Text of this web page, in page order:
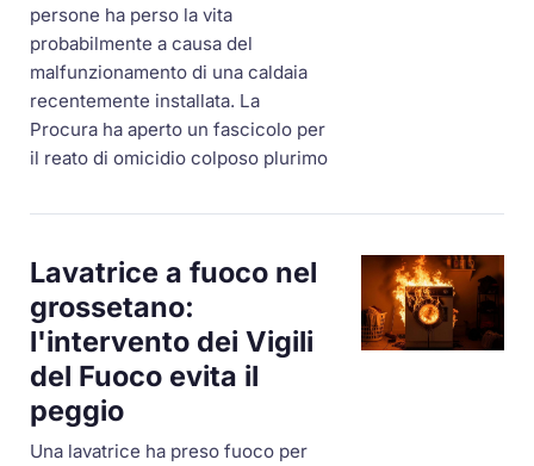
persone ha perso la vita
probabilmente a causa del
malfunzionamento di una caldaia
recentemente installata. La
Procura ha aperto un fascicolo per
il reato di omicidio colposo plurimo
Lavatrice a fuoco nel
grossetano:
l'intervento dei Vigili
del Fuoco evita il
peggio
Una lavatrice ha preso fuoco per